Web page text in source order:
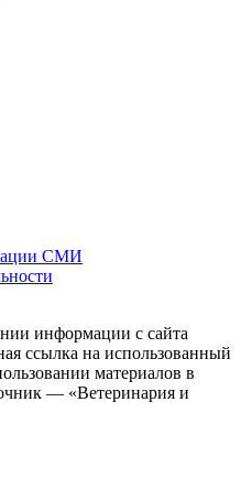
СМИ
информации с сайта
ссылка на использованный
материалов в
— «Ветеринария и